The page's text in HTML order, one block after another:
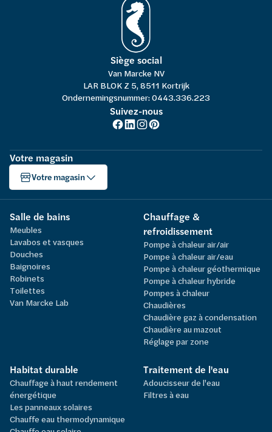
Siège social
Van Marcke NV
LAR BLOK Z 5, 8511 Kortrijk
Ondernemingsnummer: 0443.336.223
Suivez-nous
Votre magasin
Votre magasin
Salle de bains
Meubles
Lavabos et vasques
Douches
Baignoires
Robinets
Toilettes
Van Marcke Lab
Chauffage &
refroidissement
Pompe à chaleur air/air
Pompe à chaleur air/eau
Pompe à chaleur géothermique
Pompe à chaleur hybride
Pompes à chaleur
Chaudières
Chaudière gaz à condensation
Chaudière au mazout
Réglage par zone
Habitat durable
Chauffage à haut rendement
énergétique
Les panneaux solaires
Chauffe eau thermodynamique
Traitement de l'eau
Adoucisseur de l'eau
Filtres à eau